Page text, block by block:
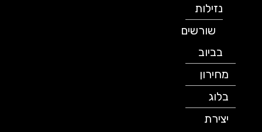
נזילות
שורשים
בביוב
מחירון
יצירת